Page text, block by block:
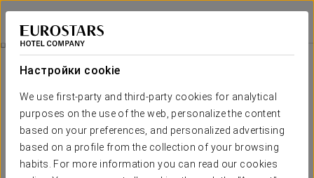
Настройки cookie
We use first-party and third-party cookies for analytical
purposes on the use of the web, personalize the content
based on your preferences, and personalized advertising
based on a profile from the collection of your browsing
habits. For more information you can read our cookies
Dorma Essenzia Porto
ПОРТУ
Опыт Комфорта